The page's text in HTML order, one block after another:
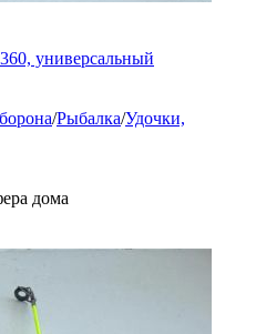
универсальный
/Рыбалка/Удочки,
дома